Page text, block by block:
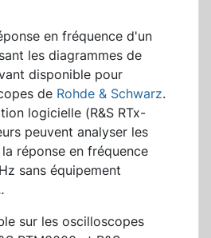
en fréquence d'un
les diagrammes de
disponible pour
de Rohde & Schwarz.
logicielle (R&S RTx-
peuvent analyser les
réponse en fréquence
sans équipement
sur les oscilloscopes